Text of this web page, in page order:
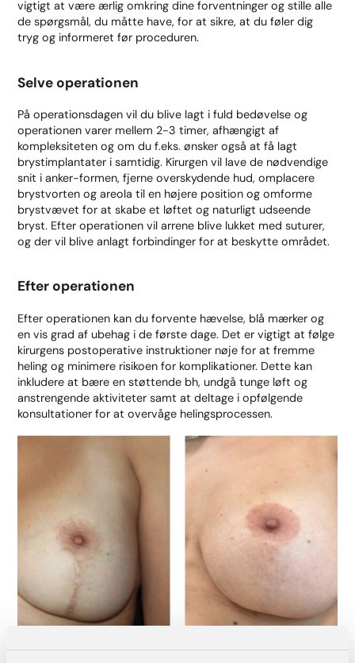
vigtigt at være ærlig omkring dine forventninger og stille alle
de spørgsmål, du måtte have, for at sikre, at du føler dig
tryg og informeret før proceduren.
Selve operationen
På operationsdagen vil du blive lagt i fuld bedøvelse og
operationen varer mellem 2-3 timer, afhængigt af
kompleksiteten og om du f.eks. ønsker også at få lagt
brystimplantater i samtidig. Kirurgen vil lave de nødvendige
snit i anker-formen, fjerne overskydende hud, omplacere
brystvorten og areola til en højere position og omforme
brystvævet for at skabe et løftet og naturligt udseende
bryst. Efter operationen vil arrene blive lukket med suturer,
og der vil blive anlagt forbindinger for at beskytte området.
Efter operationen
Efter operationen kan du forvente hævelse, blå mærker og
en vis grad af ubehag i de første dage. Det er vigtigt at følge
kirurgens postoperative instruktioner nøje for at fremme
heling og minimere risikoen for komplikationer. Dette kan
inkludere at bære en støttende bh, undgå tunge løft og
anstrengende aktiviteter samt at deltage i opfølgende
konsultationer for at overvåge helingsprocessen.